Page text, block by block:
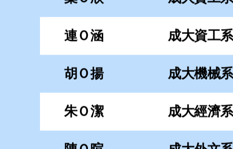
陳Ｏ暄 成大外文系
王Ｏ澺 成大心理系
范Ｏ哲 成大企管系
洪Ｏ鈞 成大光電系